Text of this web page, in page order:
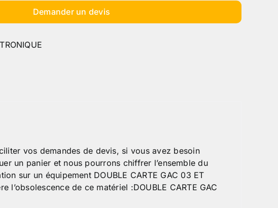
Demander un devis
vos demandes de devis, si vous avez besoin
un panier et nous pourrons chiffrer l’ensemble du
sur un équipement DOUBLE CARTE GAC 03 ET
l’obsolescence de ce matériel :DOUBLE CARTE GAC